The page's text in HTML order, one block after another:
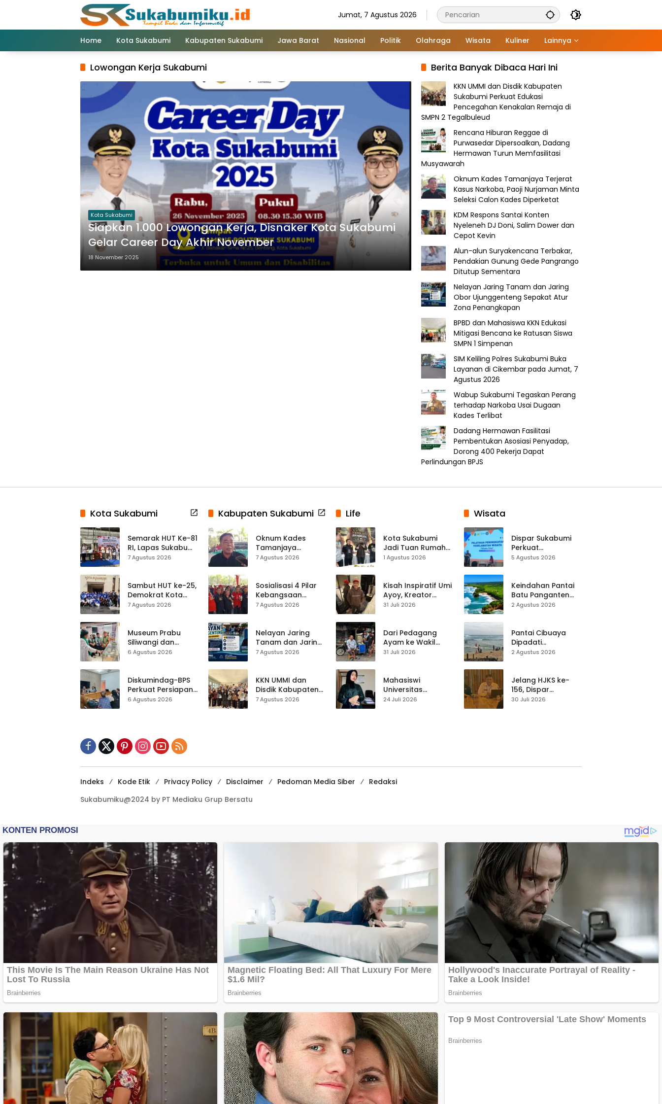
Jumat, 7 Agustus 2026
Home Kota Sukabumi Kabupaten Sukabumi Jawa Barat Nasional Politik Olahraga Wisata Kuliner Lainnya
Lowongan Kerja Sukabumi
Kota Sukabumi
Siapkan 1.000 Lowongan Kerja, Disnaker Kota Sukabumi
Gelar Career Day Akhir November
18 November 2025
Berita Banyak Dibaca Hari Ini
KKN UMMI dan Disdik Kabupaten
Sukabumi Perkuat Edukasi
Pencegahan Kenakalan Remaja di
SMPN 2 Tegalbuleud
Rencana Hiburan Reggae di
Purwasedar Dipersoalkan, Dadang
Hermawan Turun Memfasilitasi
Musyawarah
Oknum Kades Tamanjaya Terjerat
Kasus Narkoba, Paoji Nurjaman Minta
Seleksi Calon Kades Diperketat
KDM Respons Santai Konten
Nyeleneh DJ Doni, Salim Dower dan
Cepot Kevin
Alun-alun Suryakencana Terbakar,
Pendakian Gunung Gede Pangrango
Ditutup Sementara
Nelayan Jaring Tanam dan Jaring
Obor Ujunggenteng Sepakat Atur
Zona Penangkapan
BPBD dan Mahasiswa KKN Edukasi
Mitigasi Bencana ke Ratusan Siswa
SMPN 1 Simpenan
SIM Keliling Polres Sukabumi Buka
Layanan di Cikembar pada Jumat, 7
Agustus 2026
Wabup Sukabumi Tegaskan Perang
terhadap Narkoba Usai Dugaan
Kades Terlibat
Dadang Hermawan Fasilitasi
Pembentukan Asosiasi Penyadap,
Dorong 400 Pekerja Dapat
Perlindungan BPJS
Kota Sukabumi
Semarak HUT Ke-81
RI, Lapas Sukabumi
Resmi Gelar Pekan
7 Agustus 2026
Sambut HUT ke-25,
Demokrat Kota
Sukabumi
ASRI Lewat Aksi
Bersih Masjid
Agung
7 Agustus 2026
Museum Prabu
Siliwangi dan
Museum Keramik
Hampir 500 Koleksi
Dipisahkan
6 Agustus 2026
Diskumindag-BPS
Perkuat Persiapan
Sensus Ekonomi,
6 Agustus 2026
Kabupaten Sukabumi
Oknum Kades
Tamanjaya
Terjerat Kasus
Seleksi Calon
Kades Diperketat
7 Agustus 2026
Sosialisasi 4 Pilar
Kebangsaan
Digelar di
Tekankan
Pentingnya
Persatuan
7 Agustus 2026
Nelayan Jaring
Tanam dan Jaring
Obor
Penangkapan
7 Agustus 2026
KKN UMMI dan
Disdik Kabupaten
Sukabumi Perkuat
7 Agustus 2026
Life
Kota Sukabumi
Jadi Tuan Rumah
Kontes Batu Akik
1 Agustus 2026
Kisah Inspiratif Umi
Ayoy, Kreator
TikTok Asal
Live Streaming
31 Juli 2026
Dari Pedagang
Ayam ke Wakil
Ketua DPRD, H.
Pasar Cisaat
31 Juli 2026
Mahasiswi
Universitas
Muhammadiyah
24 Juli 2026
Wisata
Dispar Sukabumi
Perkuat
Keselamatan
Mitigasi hingga
Teknik Evakuasi
5 Agustus 2026
Keindahan Pantai
Batu Panganten
Mulai Dilirik
2 Agustus 2026
Pantai Cibuaya
Dipadati
Wisatawan,
Waspada
2 Agustus 2026
Jelang HJKS ke-
156, Dispar
Kabupaten
30 Juli 2026
Indeks Kode Etik Privacy Policy Disclaimer Pedoman Media Siber
Redaksi
Sukabumiku@2024 by PT Mediaku Grup Bersatu